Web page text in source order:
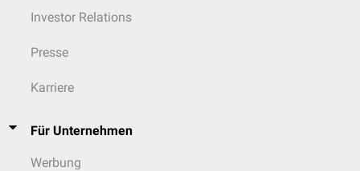
Investor Relations
Presse
Karriere
Für Unternehmen
Werbung